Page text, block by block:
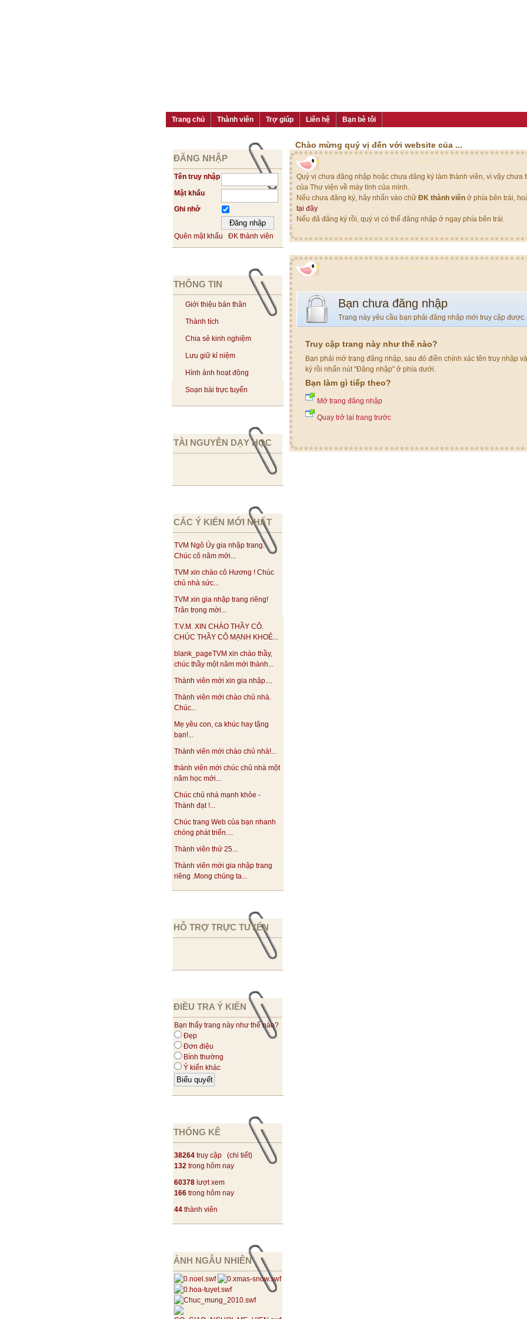
Trang chủ Thành viên Trợ giúp Liên hệ Bạn bè tôi
ĐĂNG NHẬP
Tên truy nhập
Mật khẩu
Ghi nhớ
Quên mật khẩu ĐK thành viên
THÔNG TIN
Giới thiệu bản thân
Thành tích
Chia sẻ kinh nghiệm
Lưu giữ kỉ niệm
Hình ảnh hoạt động
Soạn bài trực tuyến
TÀI NGUYÊN DẠY HỌC
CÁC Ý KIẾN MỚI NHẤT
TVM Ngô Úy gia nhập trang.
Chúc cô năm mới...
TVM xin chào cô Hương ! Chúc
chủ nhà sức...
TVM xin gia nhập trang riêng!
Trân trọng mời...
T.V.M. XIN CHÀO THẦY CÔ.
CHÚC THẦY CÔ MẠNH KHOẺ...
blank_pageTVM xin chào thầy,
chúc thầy một năm mới thành...
Thành viên mới xin gia nhập....
Thành viên mới chào chủ nhà.
Chúc...
Mẹ yêu con, ca khúc hay tặng
bạn!...
Thành viên mới chào chủ nhà!...
thành viên mới chúc chủ nhà một
năm học mới...
Chúc chủ nhà mạnh khỏe -
Thành đạt !...
Chúc trang Web của bạn nhanh
chóng phát triển....
Thành viên thứ 25...
Thành viên mới gia nhập trang
riêng .Mong chúng ta...
HỖ TRỢ TRỰC TUYẾN
ĐIỀU TRA Ý KIẾN
Bạn thấy trang này như thế nào?
Đẹp
Đơn điệu
Bình thường
Ý kiến khác
THỐNG KÊ
38264 truy cập (chi tiết)
132 trong hôm nay
60378 lượt xem
166 trong hôm nay
44 thành viên
ẢNH NGẪU NHIÊN
Chào mừng quý vị đến với website của ...
Quý vị chưa đăng nhập hoặc chưa đăng ký làm thành viên, vì vậy chưa
của Thư viện về máy tính của mình.
Nếu chưa đăng ký, hãy nhấn vào chữ ĐK thành viên ở phía bên trái,
tại đây
Nếu đã đăng ký rồi, quý vị có thể đăng nhập ở ngay phía bên trái.
Bạn chưa đăng nhập
Trang này yêu cầu bạn phải đăng nhập mới truy cập được.
Truy cập trang này như thế nào?
Bạn phải mở trang đăng nhập, sau đó điền chính xác tên truy nhập
ký rồi nhấn nút "Đăng nhập" ở phía dưới.
Bạn làm gì tiếp theo?
Mở trang đăng nhập
Quay trở lại trang trước